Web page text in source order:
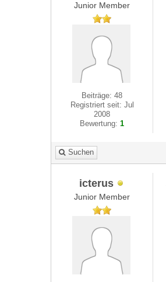
Junior Member
Beiträge: 48
Registriert seit: Jul
2008
Bewertung:1
Suchen
icterus
Junior Member